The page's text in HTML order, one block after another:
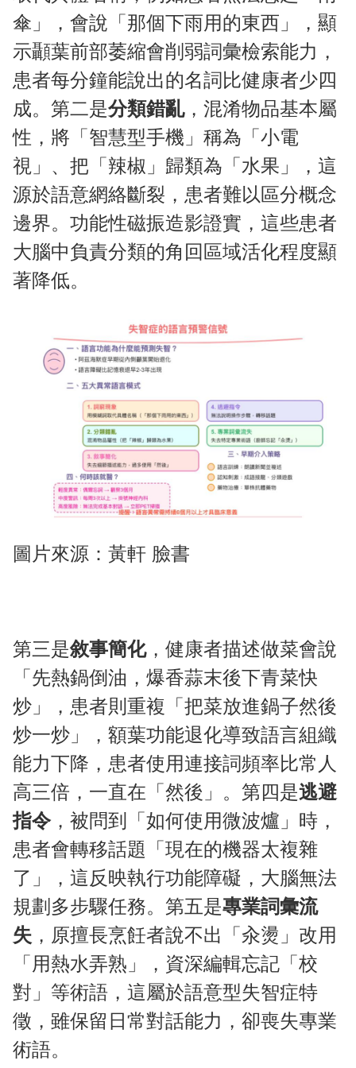
傘」，會說「那個下雨用的東西」，顯
示顳葉前部萎縮會削弱詞彙檢索能力，
患者每分鐘能說出的名詞比健康者少四
成。第二是分類錯亂，混淆物品基本屬
性，將「智慧型手機」稱為「小電
視」、把「辣椒」歸類為「水果」，這
源於語意網絡斷裂，患者難以區分概念
邊界。功能性磁振造影證實，這些患者
大腦中負責分類的角回區域活化程度顯
著降低。
圖片來源：黃軒 臉書
第三是敘事簡化，健康者描述做菜會說
「先熱鍋倒油，爆香蒜末後下青菜快
炒」，患者則重複「把菜放進鍋子然後
炒一炒」，額葉功能退化導致語言組織
能力下降，患者使用連接詞頻率比常人
高三倍，一直在「然後」。第四是逃避
指令 ，被問到「如何使用微波爐」時，
患者會轉移話題「現在的機器太複雜
了」，這反映執行功能障礙，大腦無法
規劃多步驟任務。第五是專業詞彙流
失 ，原擅長烹飪者說不出「汆燙」改用
「用熱水弄熟」，資深編輯忘記「校
對」等術語，這屬於語意型失智症特
徵，雖保留日常對話能力，卻喪失專業
術語。